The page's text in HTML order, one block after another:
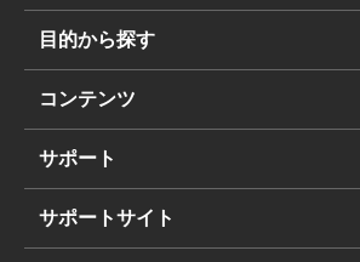
目的から探す
コンテンツ
サポート
サポートサイト